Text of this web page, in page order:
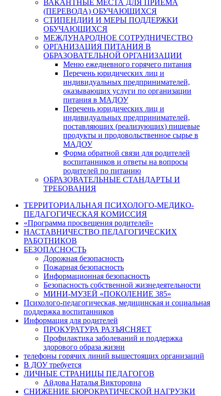
ВАКАНТНЫЕ МЕСТА ДЛЯ ПРИЕМА
(ПЕРЕВОДА) ОБУЧАЮЩИХСЯ
СТИПЕНДИИ И МЕРЫ ПОДДЕРЖКИ
ОБУЧАЮЩИХСЯ
МЕЖДУНАРОДНОЕ СОТРУДНИЧЕСТВО
ОРГАНИЗАЦИЯ ПИТАНИЯ В
ОБРАЗОВАТЕЛЬНОЙ ОРГАНИЗАЦИИ
Меню ежедневного горячего питания
Перечень юридических лиц и
индивидуальных предпринимателей,
оказывающих услуги по организации
питания в МАДОУ
Перечень юридических лиц и
индивидуальных предпринимателей,
поставляющих (реализующих) пищевые
продукты и продовольственное сырье в
МАДОУ
Форма обратной связи для родителей
воспитанников и ответы на вопросы
родителей по питанию
ОБРАЗОВАТЕЛЬНЫЕ СТАНДАРТЫ И
ТРЕБОВАНИЯ
ТЕРРИТОРИАЛЬНАЯ ПСИХОЛОГО-МЕДИКО-
ПЕДАГОГИЧЕСКАЯ КОМИССИЯ
«Программа просвещения родителей»
НАСТАВНИЧЕСТВО ПЕДАГОГИЧЕСКИХ
РАБОТНИКОВ
БЕЗОПАСНОСТЬ
Дорожная безопасность
Пожарная безопасность
Информационная безопасность
Безопасность собственной жизнедеятельности
МИНИ-МУЗЕЙ «ПОКОЛЕНИЕ 385»
Психолого-педагогическая, медицинская и социальная
поддержка воспитанников
Информация для родителей
ПРОКУРАТУРА РАЗЪЯСНЯЕТ
Профилактика заболеваний и поддержка
здорового образа жизни
телефоны горячих линий вышестоящих организаций
В ДОУ требуется
ЛИЧНЫЕ СТРАНИЦЫ ПЕДАГОГОВ
Айдова Наталья Викторовна
СНИЖЕНИЕ БЮРОКРАТИЧЕСКОЙ НАГРУЗКИ